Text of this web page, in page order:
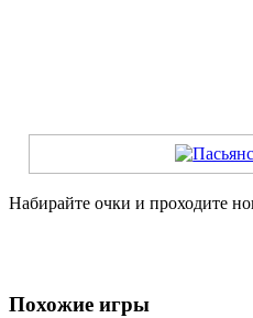
Набирайте очки и проходите
Похожие игры